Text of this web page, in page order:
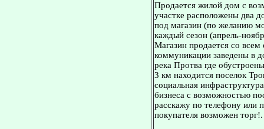
Продается жилой дом с
участке расположены два
под магазин (по желанию
каждый сезон (апрель-
Магазин продается со
коммуникации заведены в
река Протва где
3 км находится поселок
социальная
бизнеса с возможностью
расскажу по телефону или
покупателя возможен торг!.